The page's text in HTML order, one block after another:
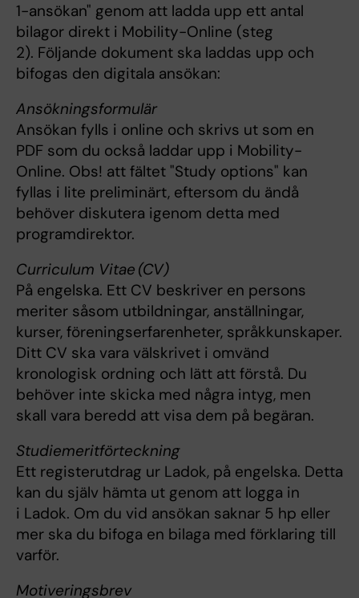
1-ansökan" genom att ladda upp ett antal
bilagor direkt i Mobility-Online (steg
2). Följande dokument ska laddas upp och
bifogas den digitala ansökan:
Ansökningsformulär
Ansökan fylls i online och skrivs ut som en
PDF som du också laddar upp i Mobility-
Online. Obs! att fältet "Study options" kan
fyllas i lite preliminärt, eftersom du ändå
behöver diskutera igenom detta med
programdirektor.
Curriculum Vitae (CV)
På engelska. Ett CV beskriver en persons
meriter såsom utbildningar, anställningar,
kurser, föreningserfarenheter, språkkunskaper.
Ditt CV ska vara välskrivet i omvänd
kronologisk ordning och lätt att förstå. Du
behöver inte skicka med några intyg, men
skall vara beredd att visa dem på begäran.
Studiemeritförteckning
Ett registerutdrag ur Ladok, på engelska. Detta
kan du själv hämta ut genom att logga in
i Ladok. Om du vid ansökan saknar 5 hp eller
mer ska du bifoga en bilaga med förklaring till
varför.
Motiveringsbrev